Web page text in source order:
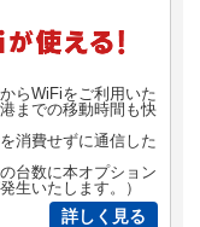
らWiFiをご利用いた
までの移動時間も快
消費せずに通信した
台数に本オプション
生いたします。）
詳しく見る